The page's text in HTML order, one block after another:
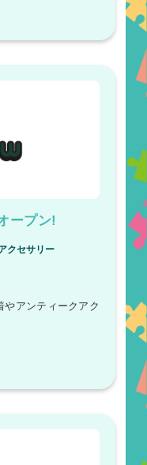
ープン!
クセサリー
やアンティークアク